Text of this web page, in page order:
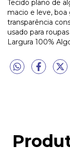
Tecido plano de
macio e leve,
transparência
usado para
Largura 100%